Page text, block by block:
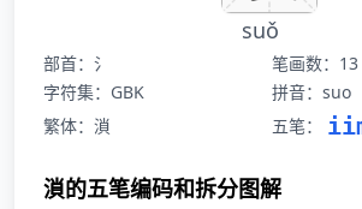
suǒ
部首：氵
笔画数：13
字符集：GBK
拼音：suo
繁体：溑
五笔：
溑的五笔编码和拆分图解